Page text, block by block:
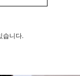
습니다.